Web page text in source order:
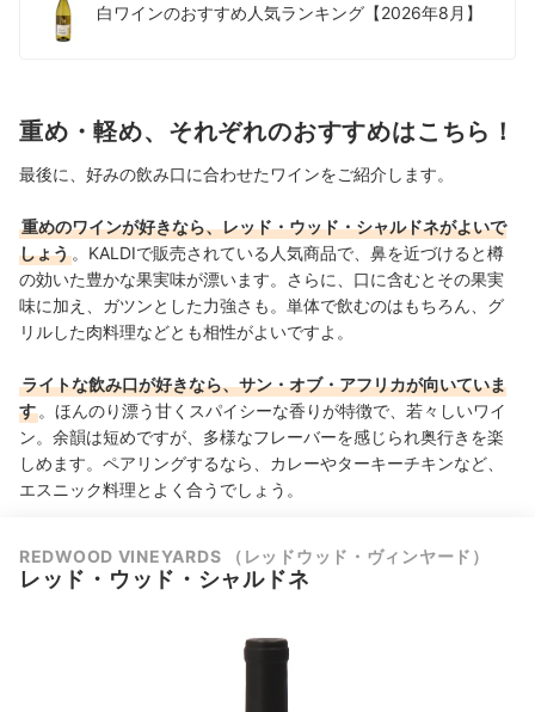
白ワインのおすすめ人気ランキング【2026年8月】
重め・軽め、それぞれのおすすめはこちら！
最後に、好みの飲み口に合わせたワインをご紹介します。
重めのワインが好きなら、レッド・ウッド・シャルドネがよいで
しょう 。KALDIで販売されている人気商品で、鼻を近づけると樽
の効いた豊かな果実味が漂います。さらに、口に含むとその果実
味に加え、ガツンとした力強さも。単体で飲むのはもちろん、グ
リルした肉料理などとも相性がよいですよ。
ライトな飲み口が好きなら、サン・オブ・アフリカが向いていま
す 。ほんのり漂う甘くスパイシーな香りが特徴で、若々しいワイ
ン。余韻は短めですが、多様なフレーバーを感じられ奥行きを楽
しめます。ペアリングするなら、カレーやターキーチキンなど、
エスニック料理とよく合うでしょう。
REDWOOD VINEYARDS （レッドウッド・ヴィンヤード）
レッド・ウッド・シャルドネ